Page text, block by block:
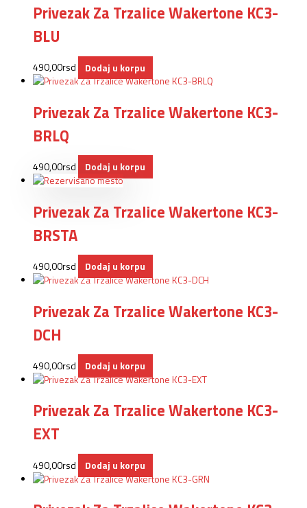
Privezak Za Trzalice Wakertone KC3-
BLU
490,00rsd Dodaj u korpu
Privezak Za Trzalice Wakertone KC3-
BRLQ
490,00rsd Dodaj u korpu
Privezak Za Trzalice Wakertone KC3-
BRSTA
490,00rsd Dodaj u korpu
Privezak Za Trzalice Wakertone KC3-
DCH
490,00rsd Dodaj u korpu
Privezak Za Trzalice Wakertone KC3-
EXT
490,00rsd Dodaj u korpu